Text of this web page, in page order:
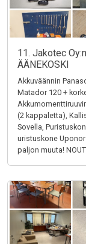
11. Jakotec
ÄÄNEKOSKI
Akkuväännin
Matador 120 +
(2 kappaletta),
Sovella,
uristuskone Uponor
paljon muuta!